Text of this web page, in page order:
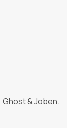
Ghost&Joben.